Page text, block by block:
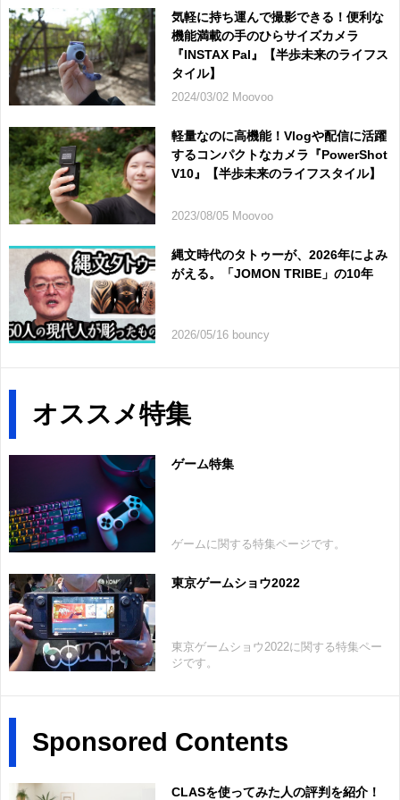
気軽に持ち運んで撮影できる！便利な
機能満載の手のひらサイズカメラ
『INSTAX Pal』【半歩未来のライフス
タイル】
2024/03/02 Moovoo
軽量なのに高機能！Vlogや配信に活躍
するコンパクトなカメラ『PowerShot
V10』【半歩未来のライフスタイル】
2023/08/05 Moovoo
縄文時代のタトゥーが、2026年によみ
がえる。「JOMON TRIBE」の10年
2026/05/16 bouncy
オススメ特集
ゲーム特集
ゲームに関する特集ページです。
東京ゲームショウ2022
東京ゲームショウ2022に関する特集ペー
ジです。
Sponsored Contents
CLASを使ってみた人の評判を紹介！